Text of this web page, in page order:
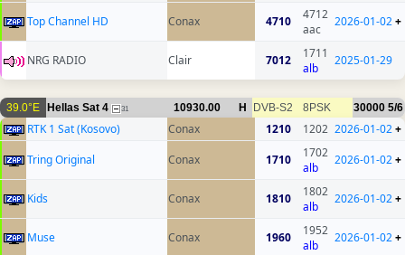
Top Channel HD Conax 4710
4712
aac
2026-01-02+
NRG RADIO Clair 7012
1711
alb
2025-01-29
39.0°E Hellas Sat 4 31 10930.00 H DVB-S2 8PSK 30000 5/6
RTK 1 Sat (Kosovo) Conax 1210 1202 2026-01-02+
Tring Original
Conax 1710
1702
alb
2026-01-02+
Kids Conax 1810
1802
alb
2026-01-02+
Muse Conax 1960
1952
alb
2026-01-02+